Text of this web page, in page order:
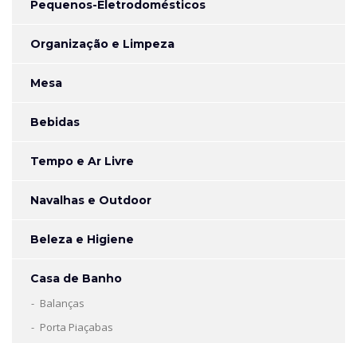
Pequenos-Eletrodomésticos
Organização e Limpeza
Mesa
Bebidas
Tempo e Ar Livre
Navalhas e Outdoor
Beleza e Higiene
Casa de Banho
Balanças
Porta Piaçabas